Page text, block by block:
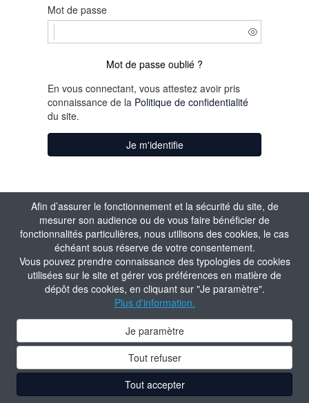
Afin d’assurer le fonctionnement et la sécurité du site, de
mesurer son audience ou de vous faire bénéficier de
fonctionnalités particulières, nous utilisons des cookies, le cas
échéant sous réserve de votre consentement.
Vous pouvez prendre connaissance des typologies de cookies
utilisées sur le site et gérer vos préférences en matière de
dépôt des cookies, en cliquant sur "Je paramètre".
Plus d'information.
Je paramètre
Tout refuser
Tout accepter
Mot de passe
Mot de passe oublié ?
En vous connectant, vous attestez avoir pris
connaissance de la Politique de confidentialité
du site.
Je m'identifie